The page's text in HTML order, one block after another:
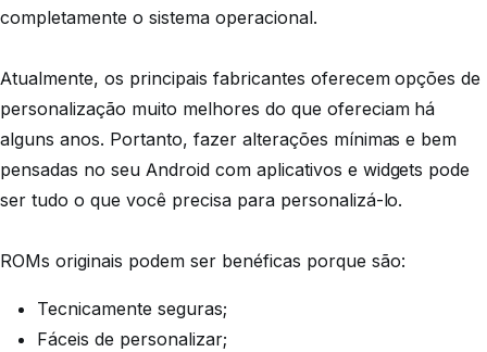
completamente o sistema operacional.
Atualmente, os principais fabricantes oferecem opções de
personalização muito melhores do que ofereciam há
alguns anos. Portanto, fazer alterações mínimas e bem
pensadas no seu Android com aplicativos e widgets pode
ser tudo o que você precisa para personalizá-lo.
ROMs originais podem ser benéficas porque são:
Tecnicamente seguras;
Fáceis de personalizar;